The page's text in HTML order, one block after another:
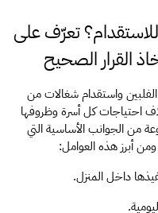
القرار الصحيح
عند المفاضلة بين استقدام شغالات من الفلبين واستقدام شغالات من
الخاصة، لذلك من المهم النظر إلى مجموعة من الجوانب الأساسية التي
أبرز هذه العوامل:
داخل المنزل.